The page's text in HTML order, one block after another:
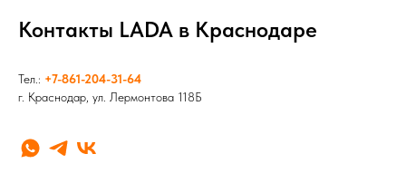
Контакты LADA в Краснодаре
Тел.: +7-861-204-31-64
г. Краснодар, ул. Лермонтова 118Б